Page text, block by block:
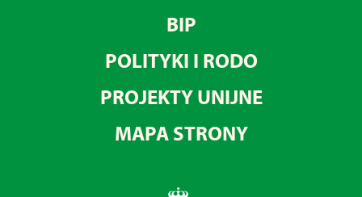
BIP
POLITYKI I RODO
PROJEKTY UNIJNE
MAPA STRONY